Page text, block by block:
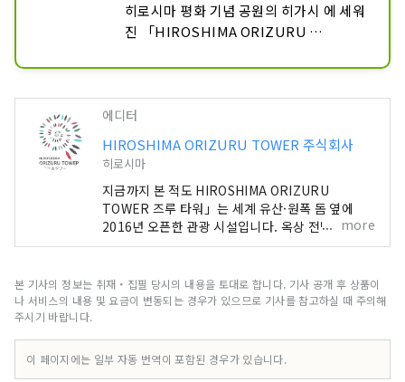
히로시마 평화 기념 공원의 히가시 에 세워
진 「HIROSHIMA ORIZURU
수 있는 옥상 전망대 "히로시마노오카", 다
양한 디지털 어트랙션을 체험할 수 있는
12층 "오리즈루 광장", 히로시마 의 명품
이 갖추어진 물산관 "히로시마 IPPIN",
관광이나 산책의 도중에 들러
상업 시설입니다.
에디터
HIROSHIMA ORIZURU TOWER 주식회사
히로시마
지금까지 본 적도 HIROSHIMA ORIZURU
TOWER 즈루 타워」는 세계 유산·원폭 돔 옆에
2016년 오픈한 관광 시설입니다. 옥상 전망대는 바
람이 뿜어져 평화 기념 공원과 원폭 돔, 맑은 날에는
층 ‘오리즈루 광장’에서는 전용 종이접기로 학을 접
어 높이 약 50m 있는 유리로 된 ‘오리즈루의 벽’에
현지에서 사랑받는 상품을 취급하는 물산관과 히로
시마의 식재료를 맛볼 수 있는 카페를 병설하고 있
습니다.
more
본 기사의 정보는 취재・집필 당시의 내용을 토대로 합니다. 기사 공개 후 상품이
나 서비스의 내용 및 요금이 변동되는 경우가 있으므로 기사를 참고하실 때 주의해
주시기 바랍니다.
이 페이지에는 일부 자동 번역이 포함된 경우가 있습니다.